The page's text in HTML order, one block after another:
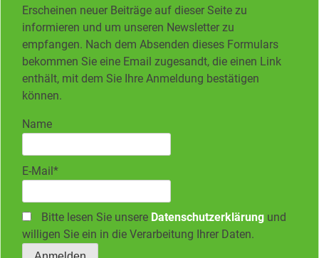
Erscheinen neuer Beiträge auf dieser Seite zu
informieren und um unseren Newsletter zu
empfangen. Nach dem Absenden dieses Formulars
bekommen Sie eine Email zugesandt, die einen Link
enthält, mit dem Sie Ihre Anmeldung bestätigen
können.
Name
E-Mail*
Bitte lesen Sie unsere Datenschutzerklärung und
willigen Sie ein in die Verarbeitung Ihrer Daten.